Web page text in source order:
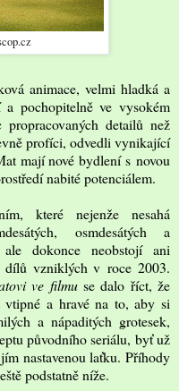
animace, velmi hladká a
pochopitelně ve vysokém
detailů než
profíci, odvedli vynikající
mají nové bydlení s novou
nabité potenciálem.
které nejenže nesahá
osmdesátých a
dokonce neobstojí ani
dílů vzniklých v roce 2003.
ve filmuse dalo říct, že
a hravé na to, aby si
a nápaditých grotesek,
původního seriálu, byť už
nastavenou laťku. Příhody
podstatně níže.